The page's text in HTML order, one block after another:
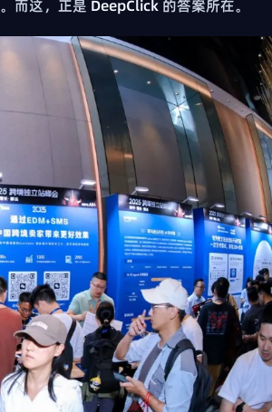
。而这，正是 DeepClick 的答案所在。